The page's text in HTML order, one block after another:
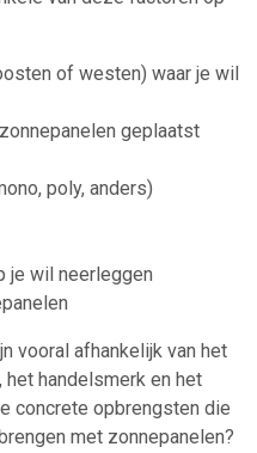
of westen) waar je wil
geplaatst
poly, anders)
je wil neerleggen
vooral afhankelijk van het
handelsmerk en het
concrete opbrengsten die
met zonnepanelen?